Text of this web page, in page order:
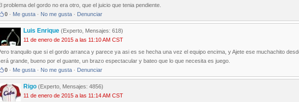
problema del gordo no era otro, que el juicio que tenia pendiente.
0 · Me gusta · No me gusta · Denunciar
Luis Enrique (Experto, Mensajes: 618)
11 de enero de 2015 a las 11:10 AM CST
tranquilo que si el gordo arranca y parece ya asi es se hecha una vez el equipo encima, y Ajete ese muchachito
grande, bueno por el guante, un brazo espectacular y bateo que lo que necesita es juego.
0 · Me gusta · No me gusta · Denunciar
Rigo (Experto, Mensajes: 4856)
11 de enero de 2015 a las 11:14 AM CST